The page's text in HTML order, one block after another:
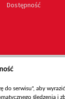
Dostępność
do serwisu", aby
śledzenia i